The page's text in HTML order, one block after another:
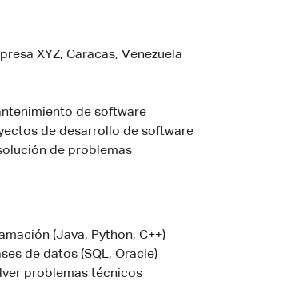
XYZ, Caracas, Venezuela
de software
de desarrollo de software
de problemas
(Java, Python, C++)
de datos (SQL, Oracle)
problemas técnicos